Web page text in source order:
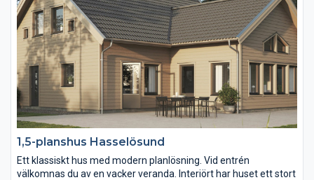
1,5-planshus Hasselösund
Ett klassiskt hus med modern planlösning. Vid entrén
välkomnas du av en vacker veranda. Interiört har huset ett stort